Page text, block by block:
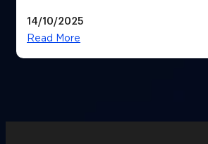
14/10/2025
Read More